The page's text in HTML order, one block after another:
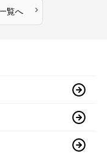
覧へ ›